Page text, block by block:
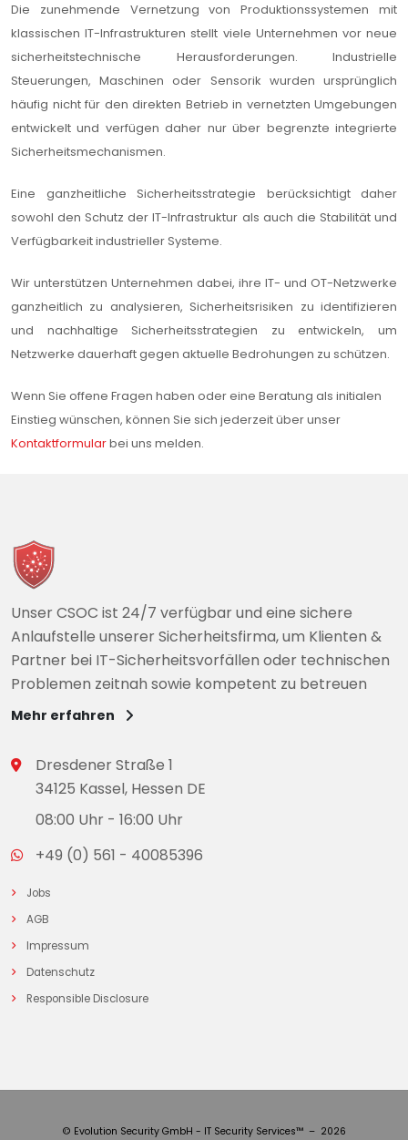
Die zunehmende Vernetzung von Produktionssystemen mit
klassischen IT-Infrastrukturen stellt viele Unternehmen vor neue
sicherheitstechnische Herausforderungen. Industrielle
Steuerungen, Maschinen oder Sensorik wurden ursprünglich
häufig nicht für den direkten Betrieb in vernetzten Umgebungen
entwickelt und verfügen daher nur über begrenzte integrierte
Sicherheitsmechanismen.
Eine ganzheitliche Sicherheitsstrategie berücksichtigt daher
sowohl den Schutz der IT-Infrastruktur als auch die Stabilität und
Verfügbarkeit industrieller Systeme.
Wir unterstützen Unternehmen dabei, ihre IT- und OT-Netzwerke
ganzheitlich zu analysieren, Sicherheitsrisiken zu identifizieren
und nachhaltige Sicherheitsstrategien zu entwickeln, um
Netzwerke dauerhaft gegen aktuelle Bedrohungen zu schützen.
Wenn Sie offene Fragen haben oder eine Beratung als initialen
Einstieg wünschen, können Sie sich jederzeit über unser
Kontaktformularbei uns melden.
Unser CSOC ist 24/7 verfügbar und eine sichere
Anlaufstelle unserer Sicherheitsfirma, um Klienten &
Partner bei IT-Sicherheitsvorfällen oder technischen
Problemen zeitnah sowie kompetent zu betreuen
Mehr erfahren
Dresdener Straße 1
34125 Kassel, Hessen DE
08:00 Uhr - 16:00 Uhr
+49 (0) 561 - 40085396
Jobs
AGB
Impressum
Datenschutz
Responsible Disclosure
© Evolution Security GmbH - IT Security Services™ – 2026